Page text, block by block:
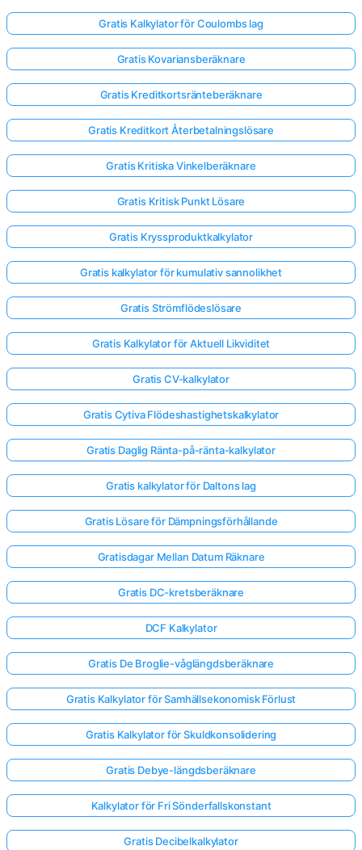
Logga
Gratis Kalkylator för Coulombs lag
Gratis Kovariansberäknare
Gratis Kreditkortsränteberäknare
Gratis Kreditkort Återbetalningslösare
Gratis Kritiska Vinkelberäknare
Gratis Kritisk Punkt Lösare
Gratis Kryssproduktkalkylator
Gratis kalkylator för kumulativ sannolikhet
Gratis Strömflödeslösare
Gratis Kalkylator för Aktuell Likviditet
Gratis CV-kalkylator
Gratis Cytiva Flödeshastighetskalkylator
Gratis Daglig Ränta-på-ränta-kalkylator
Gratis kalkylator för Daltons lag
Gratis Lösare för Dämpningsförhållande
Gratisdagar Mellan Datum Räknare
Gratis DC-kretsberäknare
DCF Kalkylator
Gratis De Broglie-våglängdsberäknare
Gratis Kalkylator för Samhällsekonomisk Förlust
Gratis Kalkylator för Skuldkonsolidering
Gratis Debye-längdsberäknare
Kalkylator för Fri Sönderfallskonstant
Gratis Decibelkalkylator